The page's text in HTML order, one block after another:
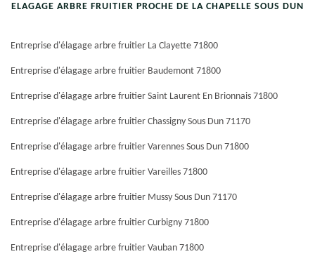
ELAGAGE ARBRE FRUITIER PROCHE DE LA CHAPELLE SOUS DUN
Entreprise d'élagage arbre fruitier La Clayette 71800
Entreprise d'élagage arbre fruitier Baudemont 71800
Entreprise d'élagage arbre fruitier Saint Laurent En Brionnais 71800
Entreprise d'élagage arbre fruitier Chassigny Sous Dun 71170
Entreprise d'élagage arbre fruitier Varennes Sous Dun 71800
Entreprise d'élagage arbre fruitier Vareilles 71800
Entreprise d'élagage arbre fruitier Mussy Sous Dun 71170
Entreprise d'élagage arbre fruitier Curbigny 71800
Entreprise d'élagage arbre fruitier Vauban 71800